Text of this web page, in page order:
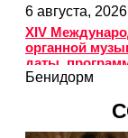
6 августа,
XIV
органной
даты,
Бенидорм